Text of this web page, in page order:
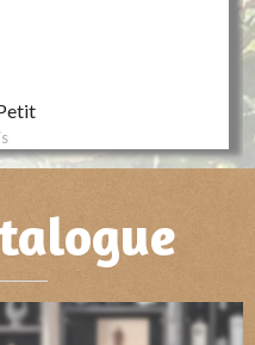
Solutré et de Vergisson !
de Nuits !